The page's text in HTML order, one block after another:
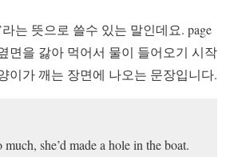
라는 뜻으로 쓸수 있는 말인데요. page
면을 갏아 먹어서 물이 들어오기 시작
이가 깨는 장면에 나오는 문장입니다.
she’d made a hole in the boat.